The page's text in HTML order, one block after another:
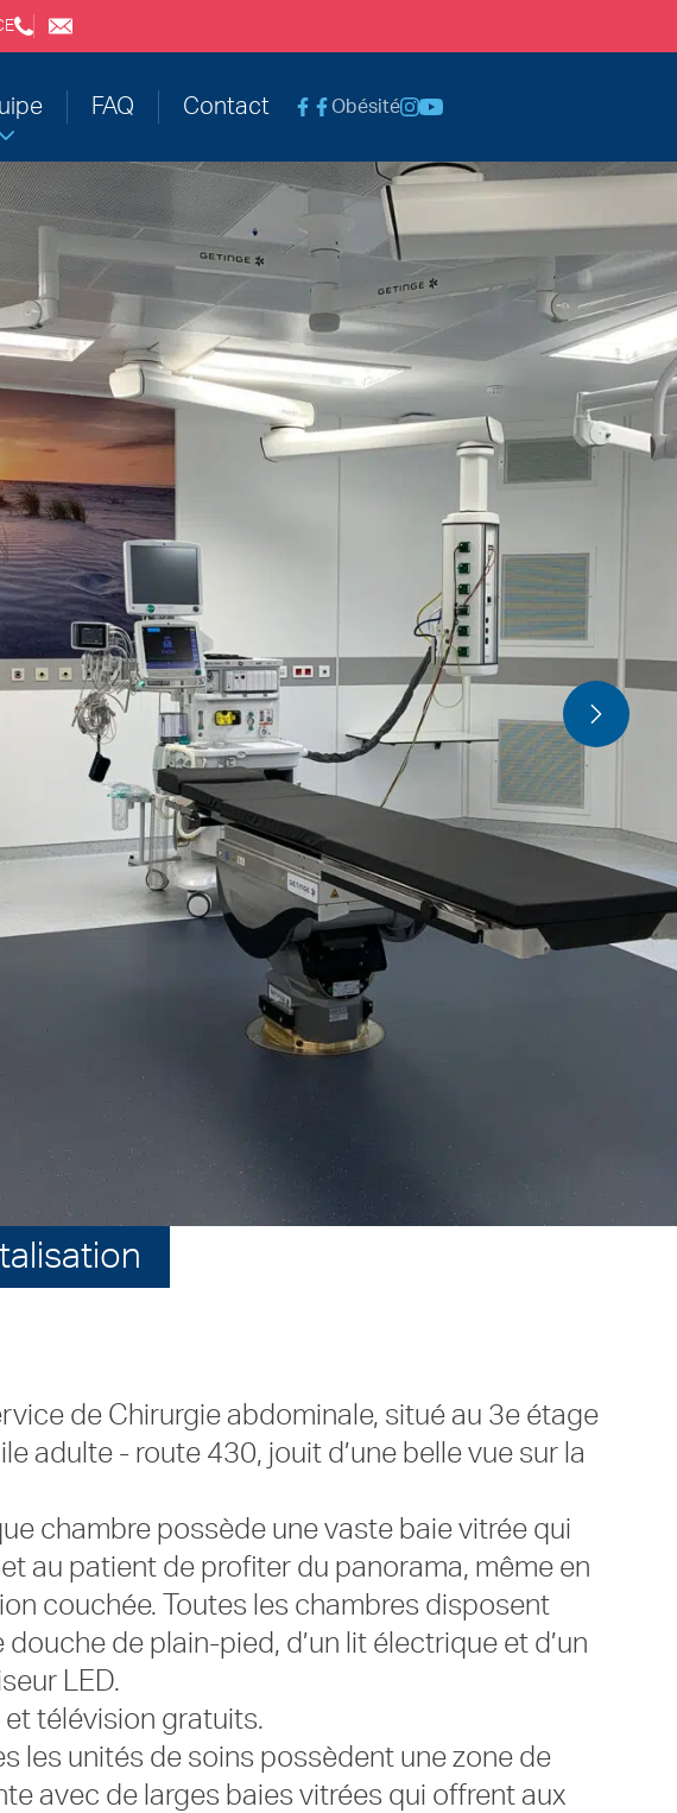
+3243554120
chirabdomle@chc.be
FAQ Contact
Voir la page Facebook Chirurgie
Obésité
Voir la page Instagram
Voir la chaine Youtube
de Chirurgie abdominale, situé au 3e étage
adulte - route 430, jouit d’une belle vue sur la
chambre possède une vaste baie vitrée qui
au patient de profiter du panorama, même en
couchée. Toutes les chambres disposent
douche de plain-pied, d’un lit électrique et d’un
LED.
et télévision gratuits.
les unités de soins possèdent une zone de
avec de larges baies vitrées qui offrent aux